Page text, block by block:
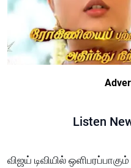
Listen
விஜய் டிவியில்